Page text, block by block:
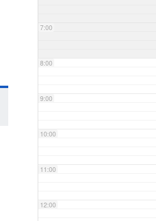
7:00
8:00
9:00
10:00
11:00
12:00